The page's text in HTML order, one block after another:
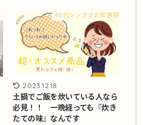
40代シンママの知恵袋
2023.12.18
土鍋でご飯を炊いている人なら
必見！！ 一晩経っても『炊き
たての味』なんです